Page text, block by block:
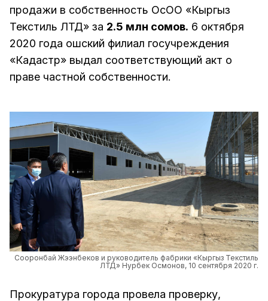
продажи в собственность ОсОО «Кыргыз
Текстиль ЛТД» за 2.5 млн сомов. 6 октября
2020 года ошский филиал госучреждения
«Кадастр» выдал соответствующий акт о
праве частной собственности.
Сооронбай Жээнбеков и руководитель фабрики «Кыргыз Текстиль
ЛТД» Нурбек Осмонов, 10 сентября 2020 г.
Прокуратура города провела проверку,